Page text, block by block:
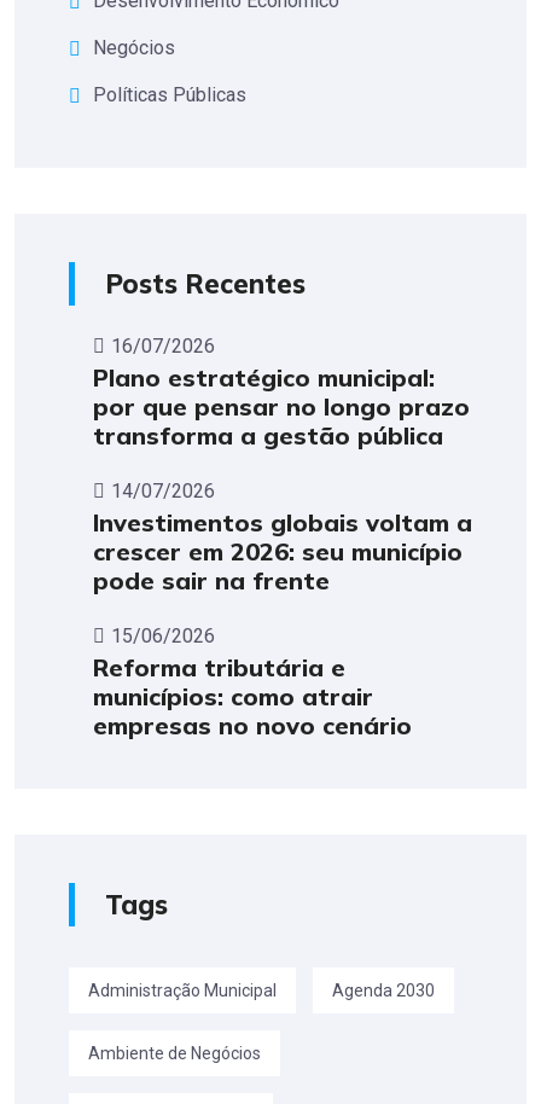
Negócios
Políticas Públicas
Posts Recentes
16/07/2026
Plano estratégico municipal:
por que pensar no longo prazo
transforma a gestão pública
14/07/2026
Investimentos globais voltam a
crescer em 2026: seu município
pode sair na frente
15/06/2026
Reforma tributária e
municípios: como atrair
empresas no novo cenário
Tags
Administração Municipal Agenda 2030
Ambiente de Negócios